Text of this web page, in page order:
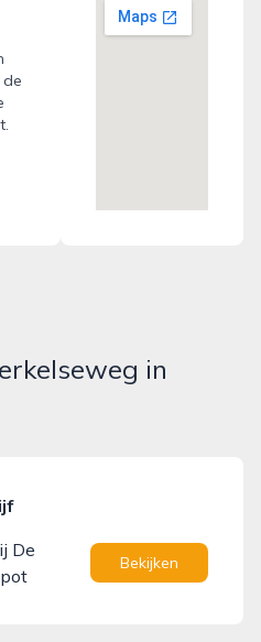
in
De
Bekijken